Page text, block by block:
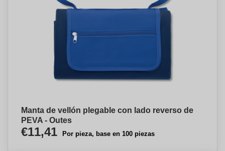
Manta de vellón plegable con lado reverso de
PEVA - Outes
€11,41 Por pieza, base en 100 piezas